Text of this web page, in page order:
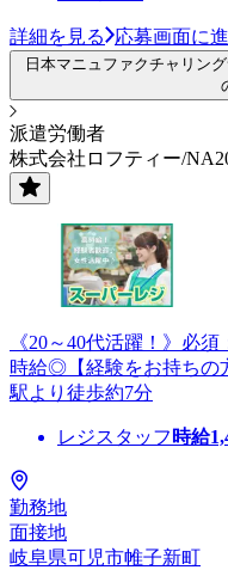
詳細を見る 応募画面に
日本マニュファクチャリン
派遣労働者
株式会社ロフティー/
《20～40代活躍！》必
時給◎【経験をお持ちの
駅より徒歩約7分
レジスタッフ 時給
勤務地
面接地
岐阜県可児市帷子新町